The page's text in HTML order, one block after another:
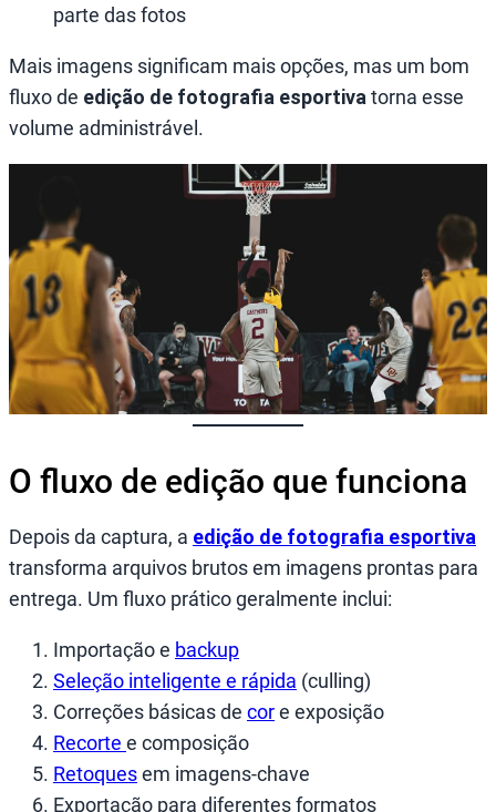
parte das fotos
Mais imagens significam mais opções, mas um bom
fluxo de edição de fotografia esportiva torna esse
volume administrável.
O fluxo de edição que funciona
Depois da captura, a edição de fotografia esportiva
transforma arquivos brutos em imagens prontas para
entrega. Um fluxo prático geralmente inclui:
Importação e backup
Seleção inteligente e rápida (culling)
Correções básicas de core exposição
Recorte e composição
Retoquesem imagens-chave
Exportação para diferentes formatos